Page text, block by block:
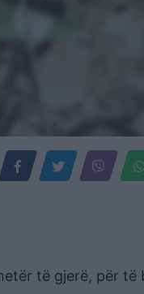
të gjerë, për të